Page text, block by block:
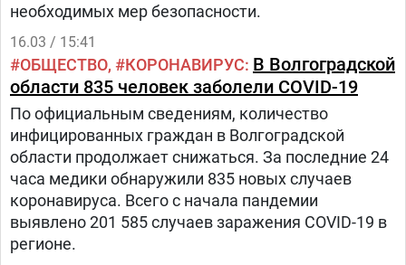
необходимых мер безопасности.
16.03 / 15:41
ОБЩЕСТВО КОРОНАВИРУС В Волгоградской
области 835 человек заболели COVID-19
По официальным сведениям, количество
инфицированных граждан в Волгоградской
области продолжает снижаться. За последние 24
часа медики обнаружили 835 новых случаев
коронавируса. Всего с начала пандемии
выявлено 201 585 случаев заражения COVID-19 в
регионе.